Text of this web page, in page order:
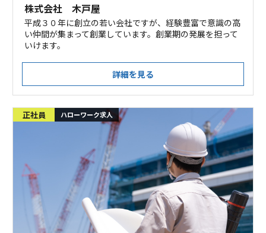
株式会社 木戸屋
平成３０年に創立の若い会社ですが、経験豊富で意識の高
い仲間が集まって創業しています。創業期の発展を担って
いけます。
詳細を見る
正社員 ハローワーク求人